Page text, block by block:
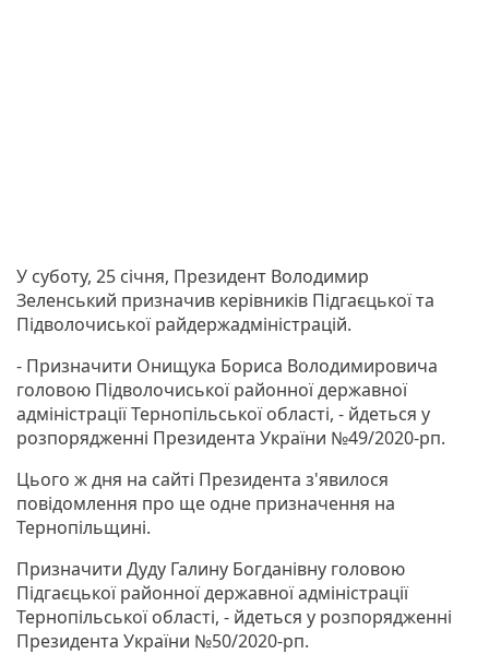
У суботу, 25 січня, Президент Володимир
Зеленський призначив керівників Підгаєцької та
Підволочиської райдержадміністрацій.
- Призначити Онищука Бориса Володимировича
головою Підволочиської районної державної
адміністрації Тернопільської області, - йдеться у
розпорядженні Президента України №49/2020-рп.
Цього ж дня на сайті Президента з'явилося
повідомлення про ще одне призначення на
Тернопільщині.
Призначити Дуду Галину Богданівну головою
Підгаєцької районної державної адміністрації
Тернопільської області, - йдеться у розпорядженні
Президента України №50/2020-рп.